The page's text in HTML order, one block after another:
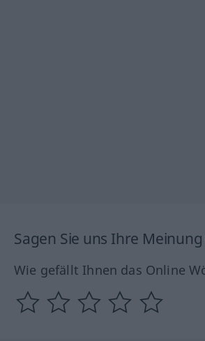
Sagen Sie uns Ihre
Wie gefällt Ihnen das Online